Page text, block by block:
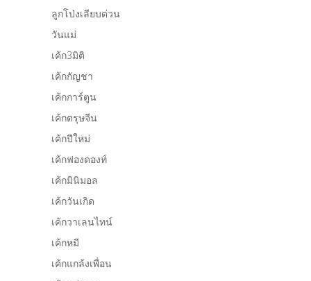
ลูกโป่งเลียบด่วน
วันแม่
เค้ก3มิติ
เค้กกัญชา
เค้กการ์ตูน
เค้กตรุษจีน
เค้กปีใหม่
เค้กฟองดองท์
เค้กมินิมอล
เค้กวันเกิด
เค้กวาเลนไทน์
เค้กหมี
เค้กแกล้งเพื่อน